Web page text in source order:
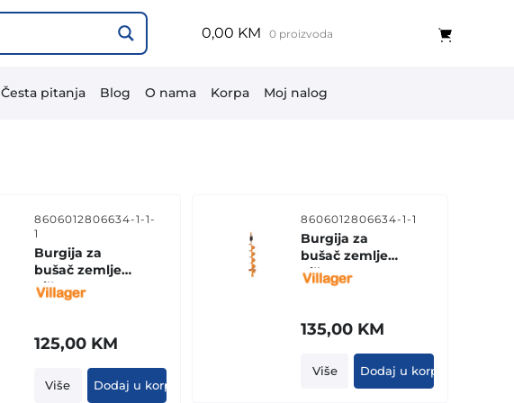
0,00 KM 0 proizvoda
Česta pitanja Blog O nama Korpa Moj nalog
8606012806634-1-1-
1
Burgija za
bušač zemlje
Villager 6ʺ - 15
125,00 KM
Više Dodaj u korpu
8606012806634-1-1
Burgija za
bušač zemlje
Villager 8ʺ - 20
135,00 KM
Više Dodaj u korpu